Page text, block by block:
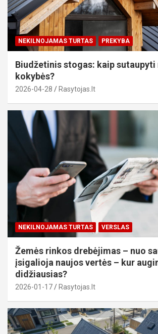
NEKILNOJAMAS TURTAS PREKYBA
Biudžetinis stogas: kaip sutaupyti
kokybės?
2026-04-28 Rasytojas.lt
NEKILNOJAMAS TURTAS VERSLAS
Žemės rinkos drebėjimas – nuo
įsigalioja naujos vertės – kur
didžiausias?
2026-01-17 Rasytojas.lt